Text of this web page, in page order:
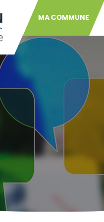
MA COMMUNE